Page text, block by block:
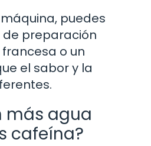
puedes
preparación
o un
el sabor y la
más agua
cafeína?